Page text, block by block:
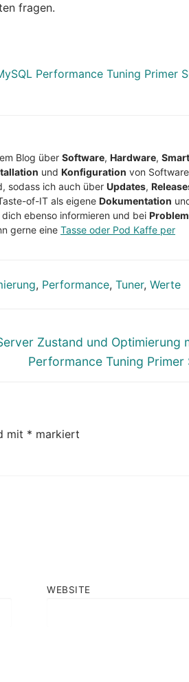
fragen.
Performance Tuning Primer
Blog über Software, Hardware, Smart
und Konfiguration von
sodass ich auch über Updates,
of-IT als eigene Dokumentation
ebenso informieren und bei
gerne eine Tasse oder Pod Kaffe per
, Performance, Tuner, Werte
Zustand und Optimierung
Performance Tuning Primer
mit * markiert
WEBSITE